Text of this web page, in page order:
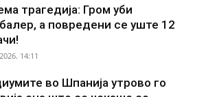
трагедија: Гром уби
а повредени се уште 12
14:11
во Шпанија утрово го